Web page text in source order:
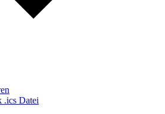
.ics Datei